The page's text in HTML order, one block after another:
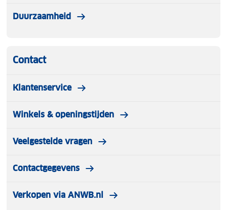
Duurzaamheid
Contact
Klantenservice
Winkels & openingstijden
Veelgestelde vragen
Contactgegevens
Verkopen via ANWB.nl